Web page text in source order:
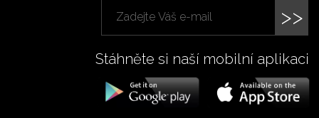
>>
Stáhněte si naší mobilní aplikaci